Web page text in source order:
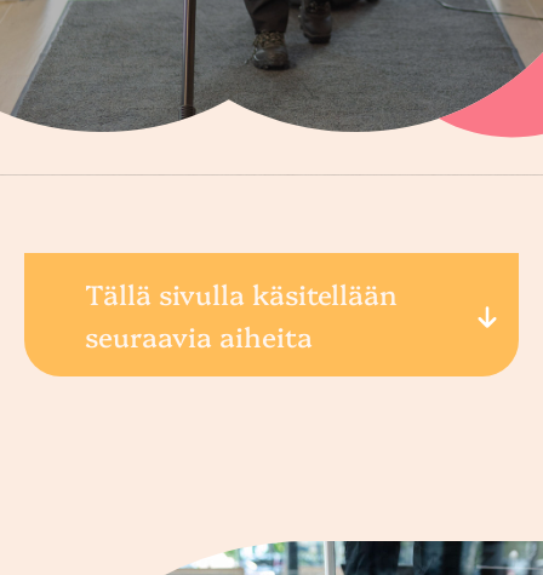
Tällä sivulla käsitellään
seuraavia aiheita